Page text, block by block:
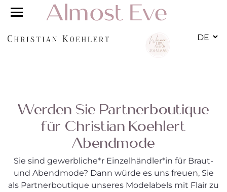
DE
Werden Sie Partnerboutique
für Christian Koehlert
Abendmode
Sie sind gewerbliche*r Einzelhändler*in für Braut-
und Abendmode? Dann würde es uns freuen, Sie
als Partnerboutique unseres Modelabels mit Flair zu